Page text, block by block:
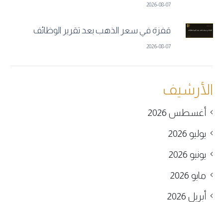
2026-08-07
قفزة في سعر الذهب بعد تقرير الوظائف
2026-08-07
الأرشيف
أغسطس 2026
يوليو 2026
يونيو 2026
مايو 2026
أبريل 2026